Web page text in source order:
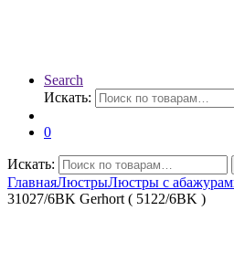
Search
Искать:
0
Искать:
ГлавнаяЛюстрыЛюстры с
31027/6BK Gerhort ( 5122/6BK )